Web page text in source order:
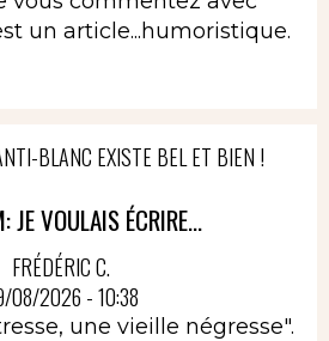
un article...humoristique.
BLANC EXISTE BEL ET BIEN !
JE VOULAIS ÉCRIRE...
FRÉDÉRIC C.
08/2026 - 10:38
une vieille négresse".